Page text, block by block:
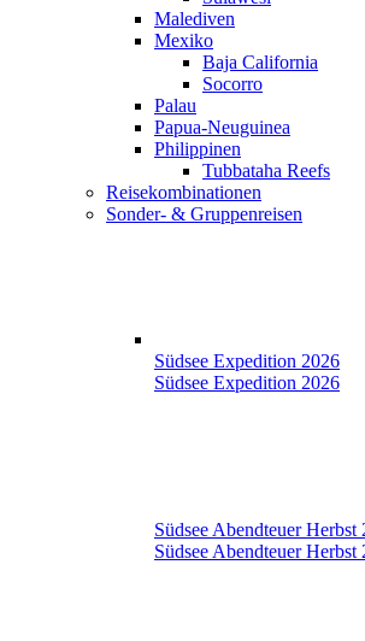
Malediven
Mexiko
Baja California
Socorro
Palau
Papua-Neuguinea
Philippinen
Tubbataha Reefs
Reisekombinationen
Sonder- & Gruppenreisen
Südsee Expedition 2026
Südsee Expedition 2026
Südsee Abendteuer Herbst
Südsee Abendteuer Herbst